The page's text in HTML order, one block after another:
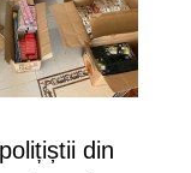
din